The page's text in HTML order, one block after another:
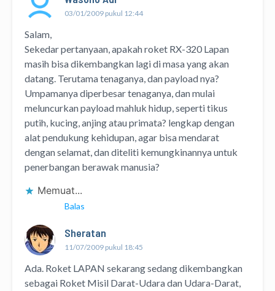
03/01/2009 pukul 12:44
Salam,
Sekedar pertanyaan, apakah roket RX-320 Lapan
masih bisa dikembangkan lagi di masa yang akan
datang. Terutama tenaganya, dan payload nya?
Umpamanya diperbesar tenaganya, dan mulai
meluncurkan payload mahluk hidup, seperti tikus
putih, kucing, anjing atau primata? lengkap dengan
alat pendukung kehidupan, agar bisa mendarat
dengan selamat, dan diteliti kemungkinannya untuk
penerbangan berawak manusia?
Memuat...
Balas
Sheratan
11/07/2009 pukul 18:45
Ada. Roket LAPAN sekarang sedang dikembangkan
sebagai Roket Misil Darat-Udara dan Udara-Darat,